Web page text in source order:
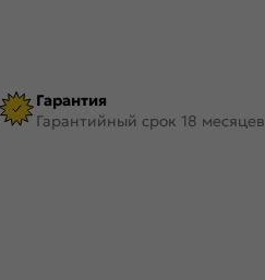
Гарантия
Гарантийный срок 18 месяцев